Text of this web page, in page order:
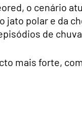
o cenário
polar e da
de chuva.
mais forte,